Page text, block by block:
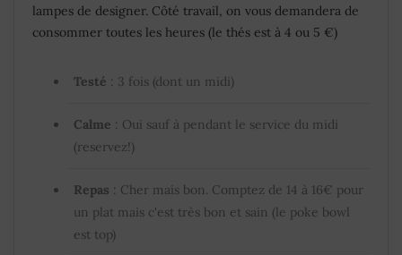
lampes de designer. Côté travail, on vous demandera de
consommer toutes les heures (le thés est à 4 ou 5 €)
Testé : 3 fois (dont un midi)
Calme : Oui sauf à pendant le service du midi
(reservez!)
Repas : Cher mais bon. Comptez de 14 à 16€ pour
un plat mais c'est très bon et sain (le poke bowl
est top)